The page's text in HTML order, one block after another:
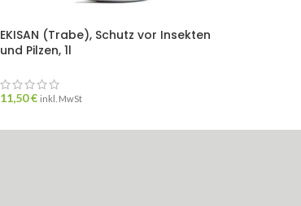
EKISAN (Trabe), Schutz vor Insekten
und Pilzen, 1l
11,50€ inkl. MwSt